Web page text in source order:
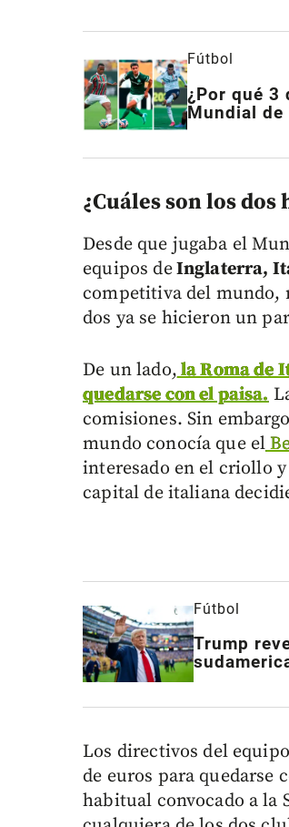
Fútbol
¿Por qué 3
Mundial
¿Cuáles son los
Desde que jugaba el
equipos deInglaterra,
competitiva del mundo,
dos ya se hicieron un
De un lado, la Roma de
quedarse con el paisa.
comisiones. Sin
mundo conocía que el
interesado en el criollo
capital de italiana
Fútbol
Trump
Los directivos del
de euros para quedarse
habitual convocado a la